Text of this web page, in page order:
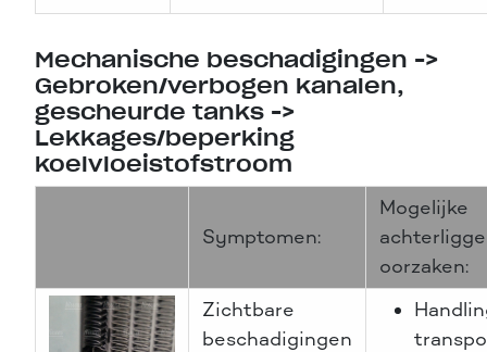
Mechanische beschadigingen ->
Gebroken/verbogen kanalen,
gescheurde tanks ->
Lekkages/beperking
koelvloeistofstroom
Symptomen:
Mogelijke
oorzaken:
Zichtbare
beschadigingen